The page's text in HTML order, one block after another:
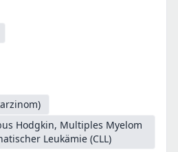
Hodgkin, Multiples Myelom
Leukämie (CLL)